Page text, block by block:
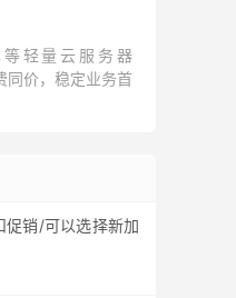
轻量云服务器
价，稳定业务首
促销/可以选择新加